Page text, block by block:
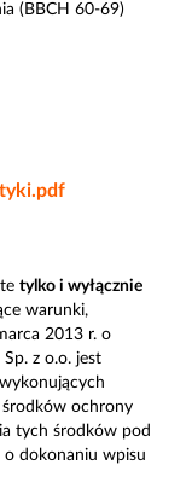
(BBCH 60-69)
tylko i wyłącznie
warunki,
2013 r. o
z o.o. jest
środków ochrony
tych środków pod
o dokonaniu wpisu